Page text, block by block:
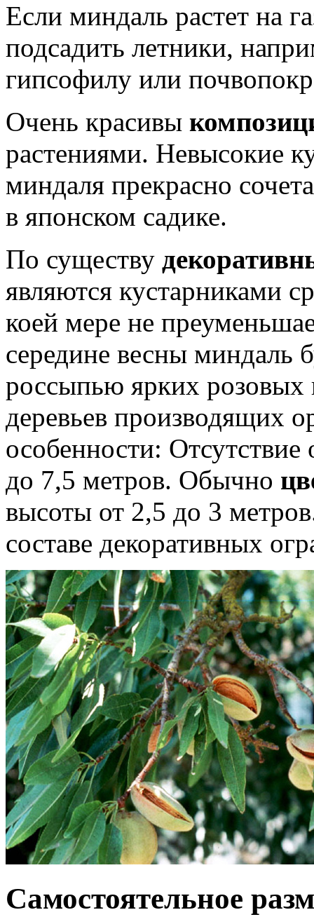
Если миндаль растет на
подсадить летники,
гипсофилу или
Очень красивы
растениями. Невысокие
миндаля прекрасно
в японском садике.
По существу
являются кустарниками
коей мере не
середине весны миндаль
россыпью ярких
деревьев производящих
особенности:
до 7,5 метров. Обычно
высоты от 2,5 до 3
составе декоративных
Самостоятельное